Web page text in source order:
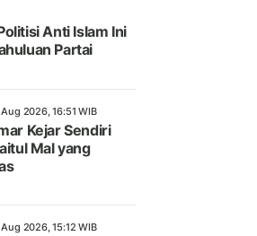
Anti Islam Ini
Partai
2026, 16:51 WIB
Kejar Sendiri
Mal yang
2026, 15:12 WIB